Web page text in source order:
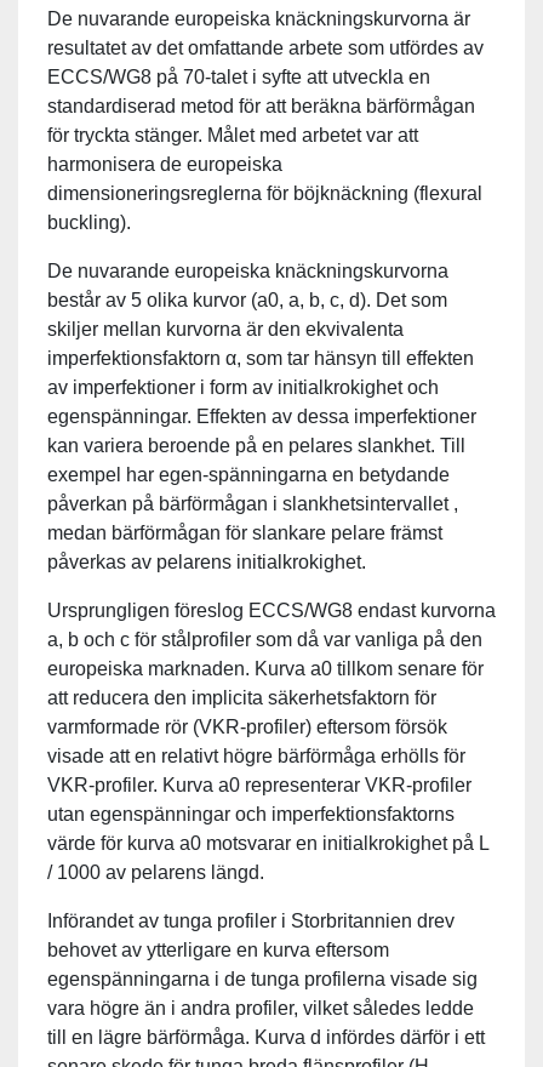
De nuvarande europeiska knäckningskurvorna är
resultatet av det omfattande arbete som utfördes av
ECCS/WG8 på 70-talet i syfte att utveckla en
standardiserad metod för att beräkna bärförmågan
för tryckta stänger. Målet med arbetet var att
harmonisera de europeiska
dimensioneringsreglerna för böjknäckning (flexural
buckling).
De nuvarande europeiska knäckningskurvorna
består av 5 olika kurvor (a0, a, b, c, d). Det som
skiljer mellan kurvorna är den ekvivalenta
imperfektionsfaktorn α, som tar hänsyn till effekten
av imperfektioner i form av initialkrokighet och
egenspänningar. Effekten av dessa imperfektioner
kan variera beroende på en pelares slankhet. Till
exempel har egen-spänningarna en betydande
påverkan på bärförmågan i slankhetsintervallet ,
medan bärförmågan för slankare pelare främst
påverkas av pelarens initialkrokighet.
Ursprungligen föreslog ECCS/WG8 endast kurvorna
a, b och c för stålprofiler som då var vanliga på den
europeiska marknaden. Kurva a0 tillkom senare för
att reducera den implicita säkerhetsfaktorn för
varmformade rör (VKR-profiler) eftersom försök
visade att en relativt högre bärförmåga erhölls för
VKR-profiler. Kurva a0 representerar VKR-profiler
utan egenspänningar och imperfektionsfaktorns
värde för kurva a0 motsvarar en initialkrokighet på L
/ 1000 av pelarens längd.
Införandet av tunga profiler i Storbritannien drev
behovet av ytterligare en kurva eftersom
egenspänningarna i de tunga profilerna visade sig
vara högre än i andra profiler, vilket således ledde
till en lägre bärförmåga. Kurva d infördes därför i ett